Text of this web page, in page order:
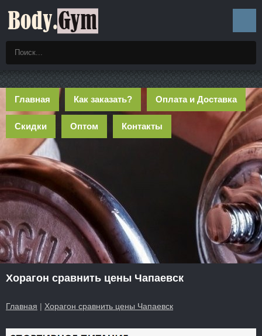
Главная Как заказать? Оплата и Доставка
Скидки Оптом Контакты
Хорагон сравнить цены Чапаевск
Главная | Хорагон сравнить цены Чапаевск